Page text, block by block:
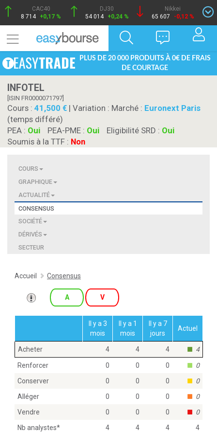
CAC40
8 714 +0,17 %
DJ30
54 014 +0,24 %
Nikkei
65 607
-0,12 %
PLUS DE 20 000 PRODUITS À 0€ DE FRAIS
DE COURTAGE
INFOTEL
[ISIN FR0000071797]
Cours : 41,500 | Variation : Marché : Euronext Paris
(temps différé)
PEA : Oui PEA-PME : Oui Eligibilité SRD : Oui
Soumis à la TTF : Non
COURS
GRAPHIQUE
ACTUALITÉ
CONSENSUS
SOCIÉTÉ
DÉRIVÉS
SECTEUR
Accueil Consensus
A V
Il y a 3
mois
Il y a 1
mois
Il y a 7
jours
Actuel
Acheter 4 4 4 4
Renforcer 0 0 0
0
Conserver
0 0 0
0
Alléger
0 0 0
0
Vendre
0 0 0
0
Nb analystes* 4 4 4
4